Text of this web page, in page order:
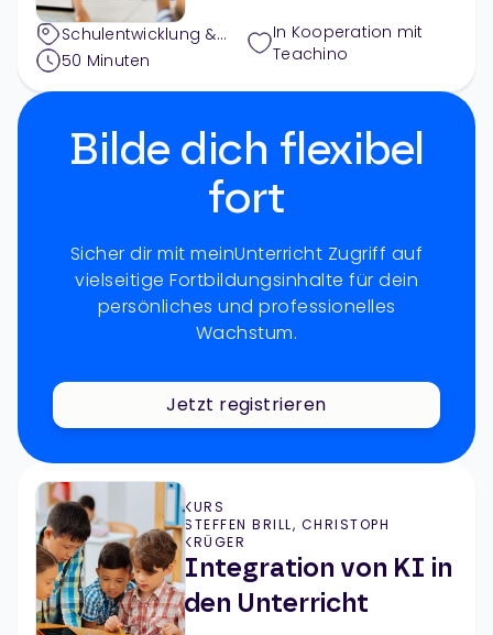
Schulentwicklung &
Außerunterrichtliches
50 Minuten
In Kooperation mit
Teachino
Bilde dich flexibel
fort
Sicher dir mit meinUnterricht Zugriff auf
vielseitige Fortbildungsinhalte für dein
persönliches und professionelles
Wachstum.
Jetzt registrieren
KURS
STEFFEN BRILL, CHRISTOPH
KRÜGER
Integration von KI in
den Unterricht